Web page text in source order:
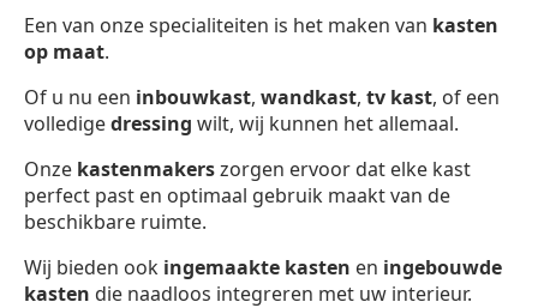
Een van onze specialiteiten is het maken van kasten
op maat.
Of u nu een inbouwkast, wandkast, tv kast, of een
volledigedressing wilt, wij kunnen het allemaal.
Onze kastenmakerszorgen ervoor dat elke kast
perfect past en optimaal gebruik maakt van de
beschikbare ruimte.
Wij bieden ook ingemaakte kasten en ingebouwde
kasten die naadloos integreren met uw interieur.